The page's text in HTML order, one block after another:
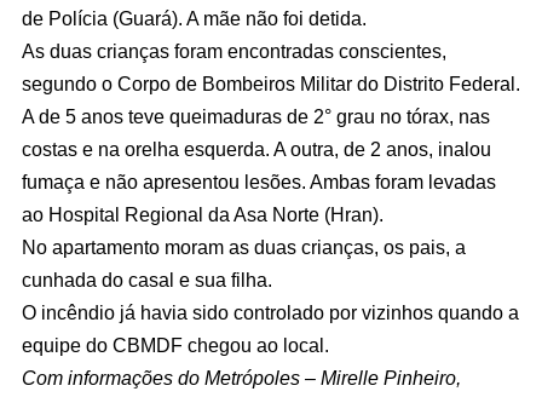
de Polícia (Guará). A mãe não foi detida.
As duas crianças foram encontradas conscientes,
segundo o Corpo de Bombeiros Militar do Distrito Federal.
A de 5 anos teve queimaduras de 2° grau no tórax, nas
costas e na orelha esquerda. A outra, de 2 anos, inalou
fumaça e não apresentou lesões. Ambas foram levadas
ao Hospital Regional da Asa Norte (Hran).
No apartamento moram as duas crianças, os pais, a
cunhada do casal e sua filha.
O incêndio já havia sido controlado por vizinhos quando a
equipe do CBMDF chegou ao local.
Com informações do Metrópoles – Mirelle Pinheiro,